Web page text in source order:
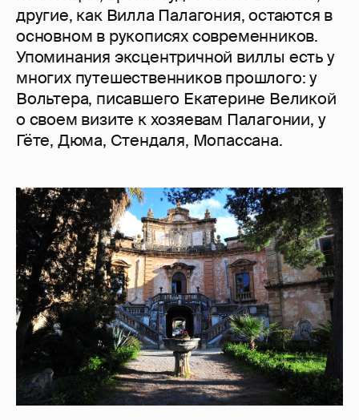
другие, как Вилла Палагония, остаются в
основном в рукописях современников.
Упоминания эксцентричной виллы есть у
многих путешественников прошлого: у
Вольтера, писавшего Екатерине Великой
о своем визите к хозяевам Палагонии, у
Гёте, Дюма, Стендаля, Мопассана.